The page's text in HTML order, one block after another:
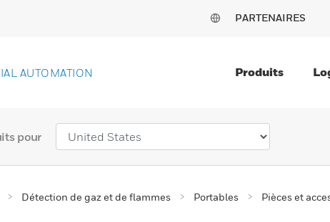
PARTENAIRES
AUTOMATION Produits
pour
Détection de gaz et de flammes Portables Pièces et